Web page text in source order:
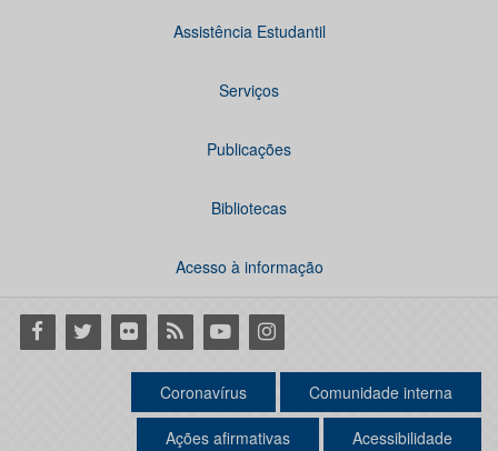
Assistência Estudantil
Serviços
Publicações
Bibliotecas
Acesso à informação
Facebook
Twitter Flickr RSS YoutubeInstagram
Coronavírus Comunidade interna
Ações afirmativas Acessibilidade